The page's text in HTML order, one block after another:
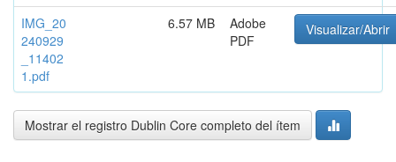
IMG_20
240929
_11402
1.pdf
6.57 MB
Adobe
PDF
Visualizar/Abrir
Mostrar el registro Dublin Core completo del ítem